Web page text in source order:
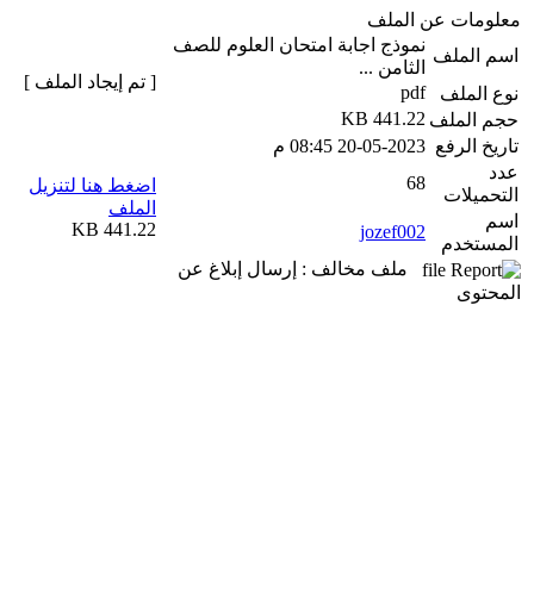
معلومات عن الملف
اسم الملف
نموذج اجابة امتحان العلوم للصف
الثامن ...
نوع الملف
pdf
حجم الملف 441.22 KB
تاريخ الرفع 20-05-2023 08:45 م
عدد
التحميلات
68
اسم
المستخدم
jozef002
ملف مخالف : إرسال إبلاغ عن
المحتوى
[ تم إيجاد الملف ]
اضغط هنا لتنزيل
الملف
441.22 KB